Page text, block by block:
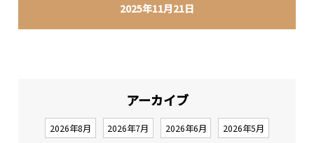
2025年11月21日
アーカイブ
2026年8月 2026年7月 2026年6月 2026年5月